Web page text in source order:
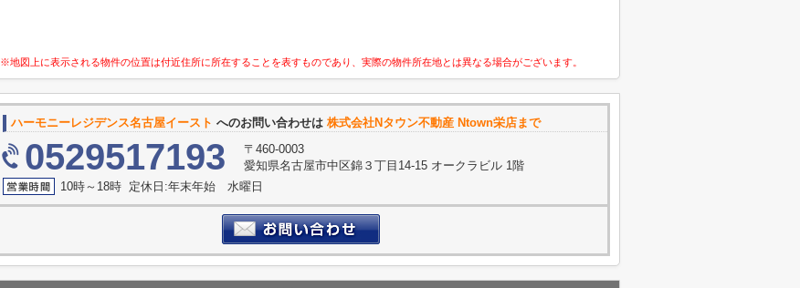
※地図上に表示される物件の位置は付近住所に所在することを表すものであり、実際の物件所在地とは異なる場合がございます。
ハーモニーレジデンス名古屋イースト へのお問い合わせは 株式会社Nタウン不動産 Ntown栄店まで
0529517193
〒460-0003
愛知県名古屋市中区錦３丁目14-15 オークラビル 1階
10時～18時 定休日:年末年始 水曜日